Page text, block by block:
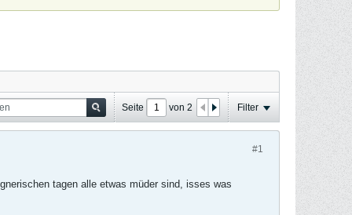
Seite von 2 Filter
#1
tagen alle etwas müder sind, isses was